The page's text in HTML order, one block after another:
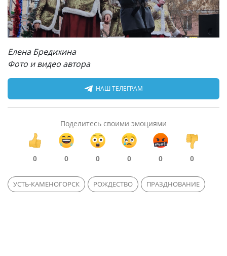
Елена Бредихина
Фото и видео автора
НАШ ТЕЛЕГРАМ
Поделитесь своими эмоциями
0 0 0 0 0 0
УСТЬ-КАМЕНОГОРСК РОЖДЕСТВО ПРАЗДНОВАНИЕ